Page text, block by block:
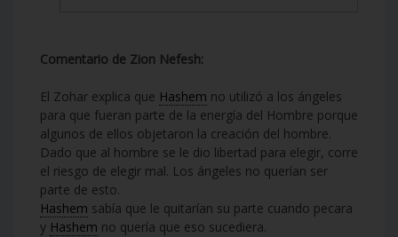
Comentario de Zion Nefesh:
El Zohar explica que Hashem no utilizó a los ángeles
para que fueran parte de la energía del Hombre porque
algunos de ellos objetaron la creación del hombre.
Dado que al hombre se le dio libertad para elegir, corre
el riesgo de elegir mal. Los ángeles no querían ser
parte de esto.
Hashem sabía que le quitarían su parte cuando pecara
y Hashem no quería que eso sucediera.